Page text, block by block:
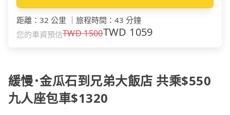
距離 ： 32 公里 旅程時間 ： 43 分鐘
您的車資預估TWD1500TWD 1059
緩慢･金瓜石到兄弟大飯店 共乘$550
九人座包車$1320